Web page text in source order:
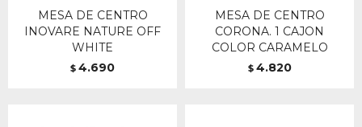
MESA DE CENTRO
INOVARE NATURE OFF
WHITE
$ 4.690
MESA DE CENTRO
CORONA. 1 CAJON
COLOR CARAMELO
$ 4.820